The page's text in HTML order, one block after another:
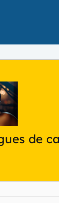
de